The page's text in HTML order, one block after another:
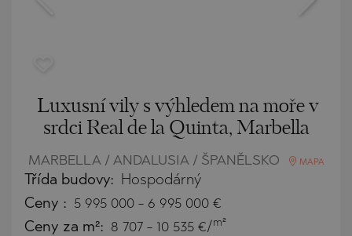
Luxusní vily s výhledem na moře v
srdci Real de la Quinta, Marbella
MARBELLA / ANDALUSIA / ŠPANĚLSKO MAPA
Třída budovy: Hospodárný
Ceny : 5 995 000 - 6 995 000 €
Ceny za m²: 8 707 - 10 535 €/ m²